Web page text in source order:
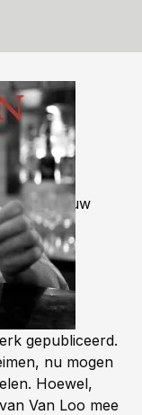
Opnieuw
gepubliceerd.
nu mogen
Hoewel,
Van Loo mee